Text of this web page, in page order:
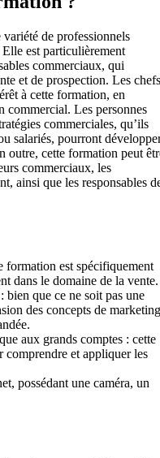
variété de professionnels
est particulièrement
commerciaux, qui
et de prospection. Les chefs
à cette formation, en
commercial. Les personnes
commerciales, qu’ils
salariés, pourront
outre, cette formation peut
commerciaux, les
ainsi que les responsables
formation est spécifiquement
dans le domaine de la vente.
bien que ce ne soit pas une
des concepts de marketing
aux grands comptes : cette
comprendre et appliquer les
possédant une caméra, un